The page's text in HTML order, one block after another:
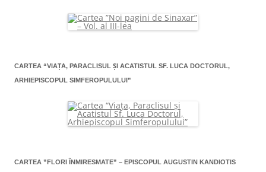
CARTEA “VIAŢA, PARACLISUL ŞI ACATISTUL SF. LUCA DOCTORUL,
ARHIEPISCOPUL SIMFEROPULULUI”
CARTEA ”FLORI ÎNMIRESMATE” – EPISCOPUL AUGUSTIN KANDIOTIS